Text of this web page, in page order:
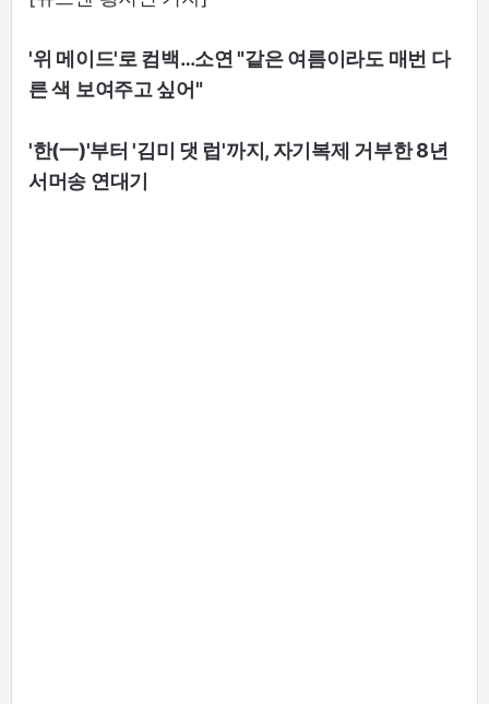
'위 메이드'로 컴백…소연 "같은 여름이라도 매번 다
른 색 보여주고 싶어"
'한(一)'부터 '김미 댓 럽'까지, 자기복제 거부한 8년
서머송 연대기